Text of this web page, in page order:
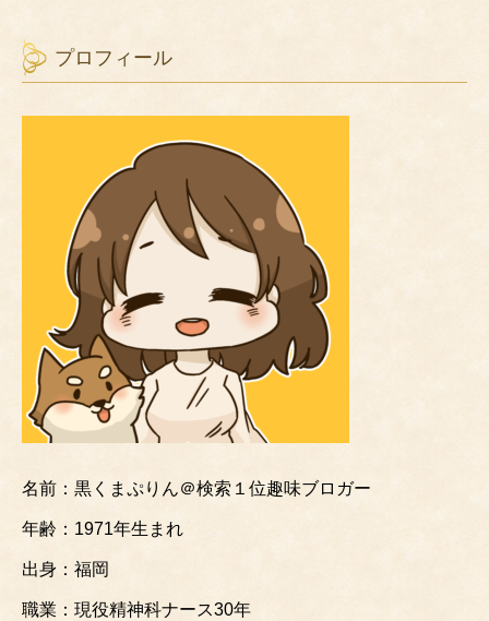
プロフィール
名前：黒くまぷりん＠検索１位趣味ブロガー
年齢：1971年生まれ
出身：福岡
職業：現役精神科ナース30年